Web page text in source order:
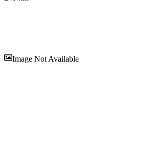
Image Not Available